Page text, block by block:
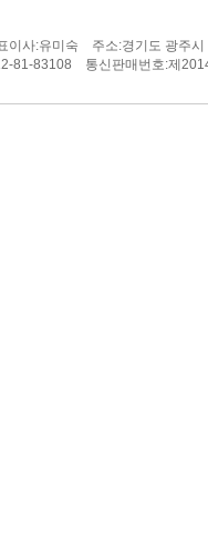
이사:유미숙
주소:경기도 광주
81-83108
통신판매번호:제